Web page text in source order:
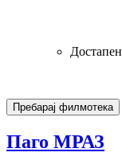
Достапен
Паго МРАЗ